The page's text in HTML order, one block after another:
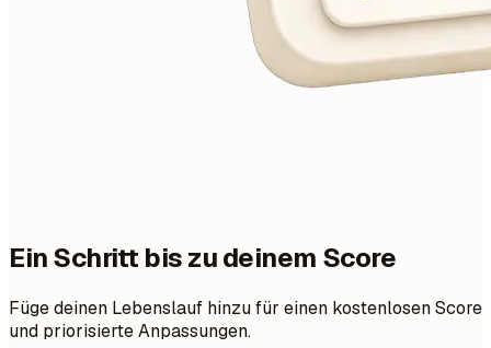
Ein Schritt bis zu deinem Score
Füge deinen Lebenslauf hinzu für einen kostenlosen Score
und priorisierte Anpassungen.